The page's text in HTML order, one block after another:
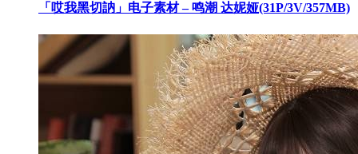
「哎我黑切訥」电子素材 – 鸣潮 达妮娅(31P/3V/357MB)